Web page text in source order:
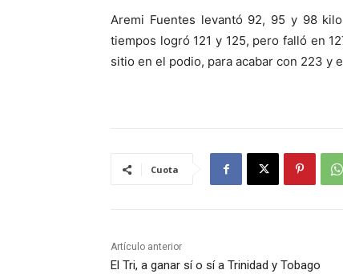
Aremi Fuentes levantó 92, 95 y 98
tiempos logró 121 y 125, pero falló en
sitio en el podio, para acabar con 223 y
Cuota
Artículo anterior
El Tri, a ganar sí o sí a Trinidad y Tobago